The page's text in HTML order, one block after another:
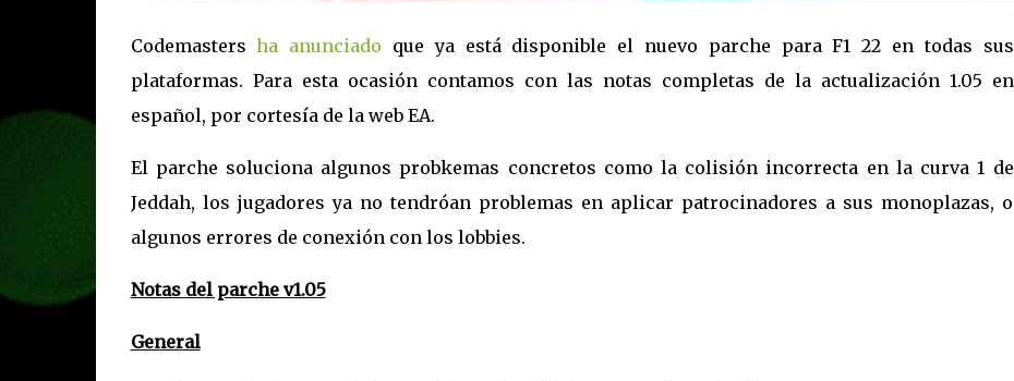
Codemastersha anunciado que ya está disponible el nuevo parche para F1 22 en todas sus
plataformas. Para esta ocasión contamos con las notas completas de la actualización 1.05 en
español, por cortesía de la web EA.
El parche soluciona algunos probkemas concretos como la colisión incorrecta en la curva 1 de
Jeddah, los jugadores ya no tendróan problemas en aplicar patrocinadores a sus monoplazas, o
algunos errores de conexión con los lobbies.
Notas del parche v1.05
General